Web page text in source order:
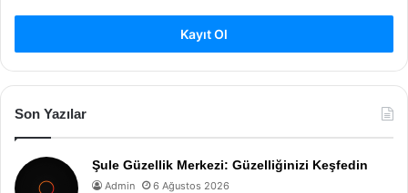
Kayıt Ol
Son Yazılar
Şule Güzellik Merkezi: Güzelliğinizi Keşfedin
Admin 6 Ağustos 2026